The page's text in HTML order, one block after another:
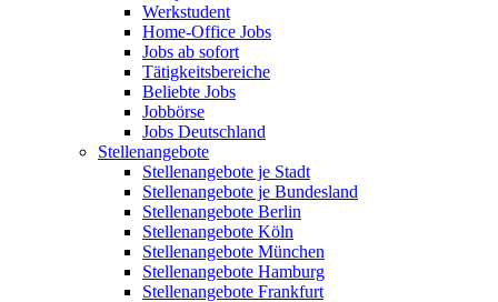
Werkstudent
Home-Office Jobs
Jobs ab sofort
Tätigkeitsbereiche
Beliebte Jobs
Jobbörse
Jobs Deutschland
Stellenangebote
Stellenangebote je Stadt
Stellenangebote je Bundesland
Stellenangebote Berlin
Stellenangebote Köln
Stellenangebote München
Stellenangebote Hamburg
Stellenangebote Frankfurt